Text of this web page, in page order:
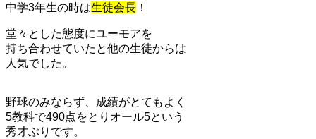
中学3年生の時は生徒会長 ！
堂々とした態度にユーモアを
持ち合わせていたと他の生徒からは
人気でした。
野球のみならず、成績がとてもよく
5教科で490点をとりオール5という
秀才ぶりです。